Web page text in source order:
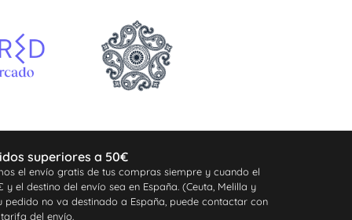
superiores a 50€
el envío gratis de tus compras siempre y cuando el
el destino del envío sea en España. (Ceuta, Melilla y
pedido no va destinado a España, puede contactar con
del envío.